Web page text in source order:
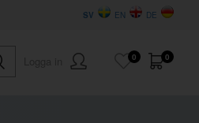
DE
EN
SV
0
0